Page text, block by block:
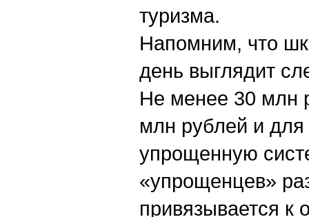
туризма.
Напомним, что
день выглядит
Не менее 30 млн
млн рублей и
упрощенную
«упрощенцев»
привязывается к